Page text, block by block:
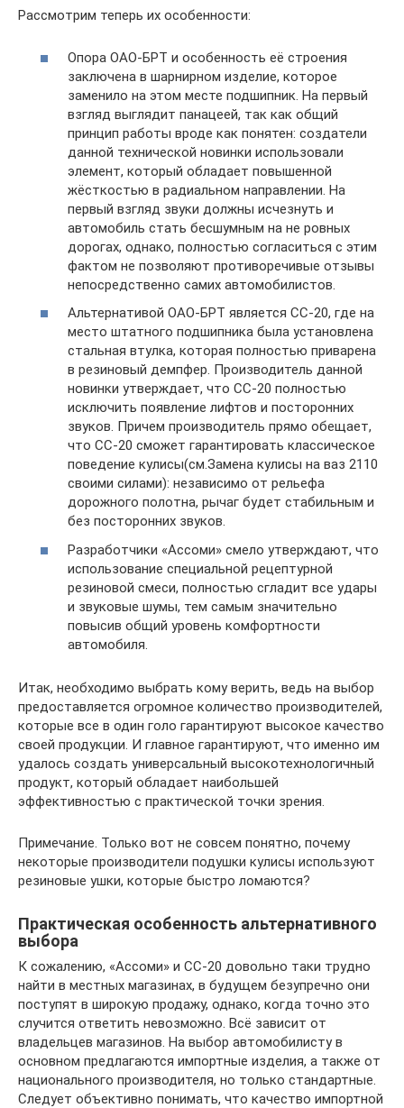
Рассмотрим теперь их особенности:
Опора ОАО-БРТ и особенность её строения
заключена в шарнирном изделие, которое
заменило на этом месте подшипник. На первый
взгляд выглядит панацеей, так как общий
принцип работы вроде как понятен: создатели
данной технической новинки использовали
элемент, который обладает повышенной
жёсткостью в радиальном направлении. На
первый взгляд звуки должны исчезнуть и
автомобиль стать бесшумным на не ровных
дорогах, однако, полностью согласиться с этим
фактом не позволяют противоречивые отзывы
непосредственно самих автомобилистов.
Альтернативой ОАО-БРТ является СС-20, где на
место штатного подшипника была установлена
стальная втулка, которая полностью приварена
в резиновый демпфер. Производитель данной
новинки утверждает, что СС-20 полностью
исключить появление лифтов и посторонних
звуков. Причем производитель прямо обещает,
что СС-20 сможет гарантировать классическое
поведение кулисы(см.Замена кулисы на ваз 2110
своими силами): независимо от рельефа
дорожного полотна, рычаг будет стабильным и
без посторонних звуков.
Разработчики «Ассоми» смело утверждают, что
использование специальной рецептурной
резиновой смеси, полностью сгладит все удары
и звуковые шумы, тем самым значительно
повысив общий уровень комфортности
автомобиля.
Итак, необходимо выбрать кому верить, ведь на выбор
предоставляется огромное количество производителей,
которые все в один голо гарантируют высокое качество
своей продукции. И главное гарантируют, что именно им
удалось создать универсальный высокотехнологичный
продукт, который обладает наибольшей
эффективностью с практической точки зрения.
Примечание. Только вот не совсем понятно, почему
некоторые производители подушки кулисы используют
резиновые ушки, которые быстро ломаются?
Практическая особенность альтернативного
выбора
К сожалению, «Ассоми» и СС-20 довольно таки трудно
найти в местных магазинах, в будущем безупречно они
поступят в широкую продажу, однако, когда точно это
случится ответить невозможно. Всё зависит от
владельцев магазинов. На выбор автомобилисту в
основном предлагаются импортные изделия, а также от
национального производителя, но только стандартные.
Следует объективно понимать, что качество импортной